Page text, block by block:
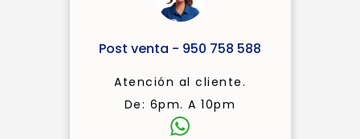
Post venta - 950 758 588
Atención al cliente.
De: 6pm. A 10pm